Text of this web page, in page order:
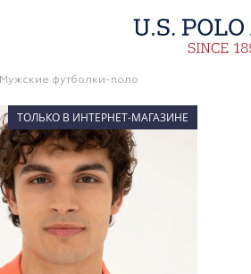
Мужские футболки-поло
ТОЛЬКО В ИНТЕРНЕТ-МАГАЗИНЕ